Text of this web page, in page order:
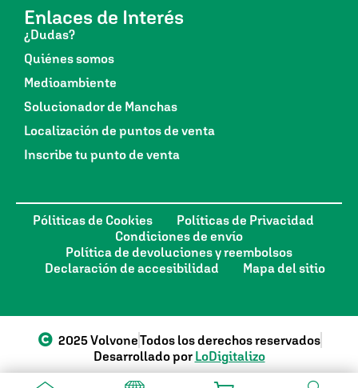
Enlaces de Interés
¿Dudas?
Quiénes somos
Medioambiente
Solucionador de Manchas
Localización de puntos de venta
Inscribe tu punto de venta
Póliticas de Cookies
Políticas de Privacidad
Condiciones de envío
Política de devoluciones y reembolsos
Declaración de accesibilidad
Mapa del sitio
2025 VolvoneTodos los derechos reservados
Desarrollado por LoDigitalizo